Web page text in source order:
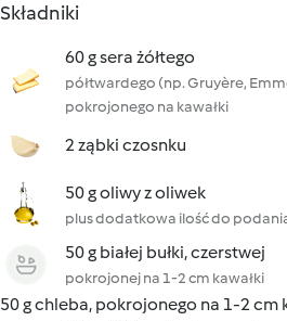
Składniki
60 g sera żółtego
półtwardego (np. Gruyère,
pokrojonego na kawałki
2 ząbki czosnku
50 g oliwy z oliwek
plus dodatkowa ilość do
50 g białej bułki, czerstwej
pokrojonej na 1-2 cm kawałki
50 g chleba, pokrojonego na 1-2 cm